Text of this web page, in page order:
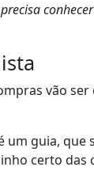
vão
um guia, que
certo das